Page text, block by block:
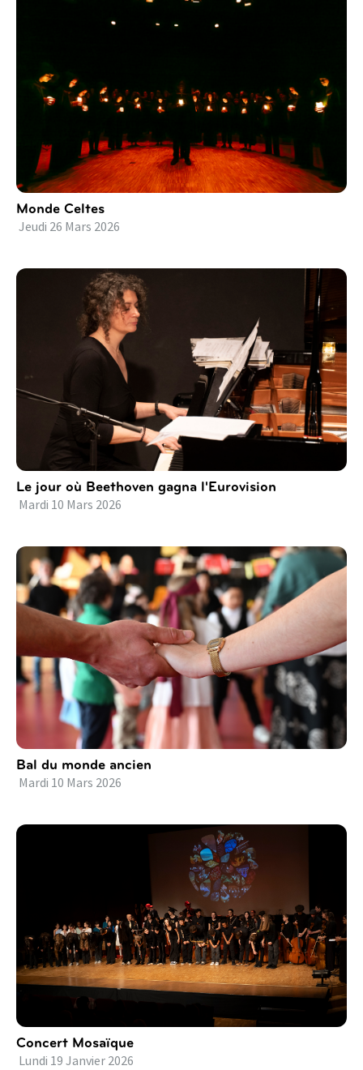
Monde Celtes
Jeudi 26 Mars 2026
Le jour où Beethoven gagna l'Eurovision
Mardi 10 Mars 2026
Bal du monde ancien
Mardi 10 Mars 2026
Concert Mosaïque
Lundi 19 Janvier 2026